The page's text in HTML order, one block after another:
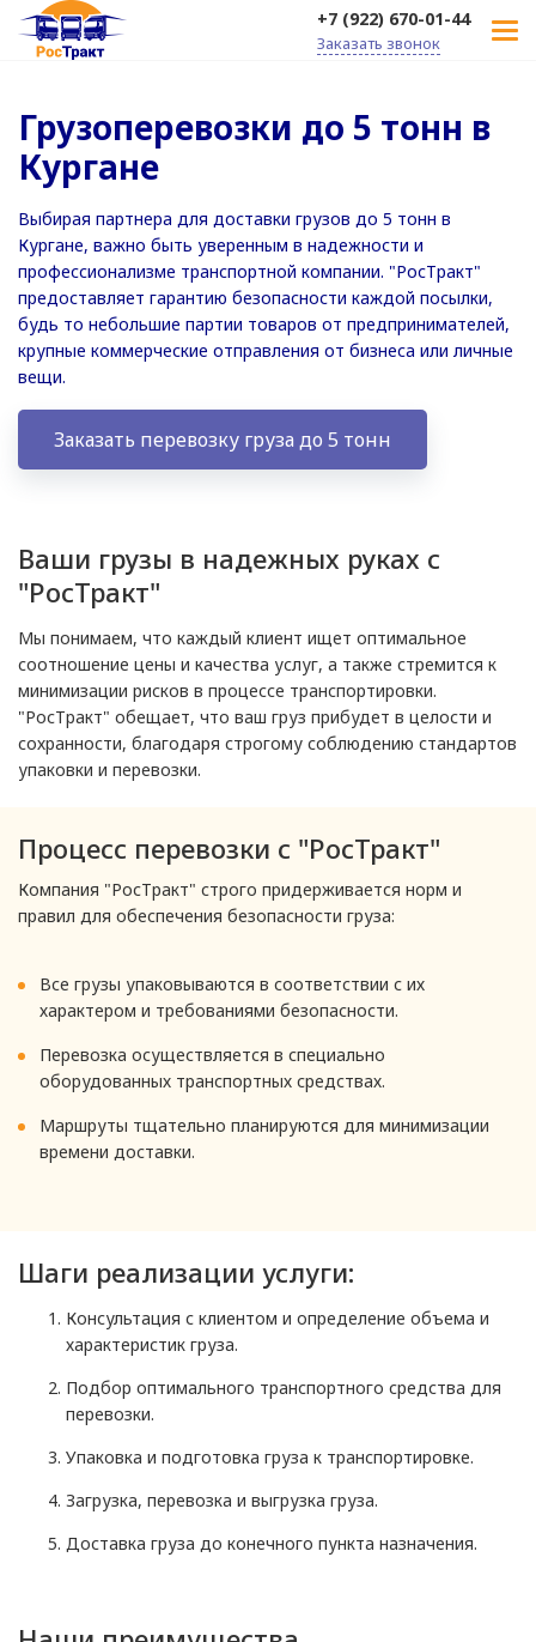
+7 (922) 670-01-44
Заказать звонок
Грузоперевозки до 5 тонн в
Кургане
Выбирая партнера для доставки грузов до 5 тонн в
Кургане, важно быть уверенным в надежности и
профессионализме транспортной компании. "РосТракт"
предоставляет гарантию безопасности каждой посылки,
будь то небольшие партии товаров от предпринимателей,
крупные коммерческие отправления от бизнеса или личные
вещи.
Заказать перевозку груза до 5 тонн
Ваши грузы в надежных руках с
"РосТракт"
Мы понимаем, что каждый клиент ищет оптимальное
соотношение цены и качества услуг, а также стремится к
минимизации рисков в процессе транспортировки.
"РосТракт" обещает, что ваш груз прибудет в целости и
сохранности, благодаря строгому соблюдению стандартов
упаковки и перевозки.
Процесс перевозки с "РосТракт"
Компания "РосТракт" строго придерживается норм и
правил для обеспечения безопасности груза:
Все грузы упаковываются в соответствии с их
характером и требованиями безопасности.
Перевозка осуществляется в специально
оборудованных транспортных средствах.
Маршруты тщательно планируются для минимизации
времени доставки.
Шаги реализации услуги:
Консультация с клиентом и определение объема и
характеристик груза.
Подбор оптимального транспортного средства для
перевозки.
Упаковка и подготовка груза к транспортировке.
Загрузка, перевозка и выгрузка груза.
Доставка груза до конечного пункта назначения.